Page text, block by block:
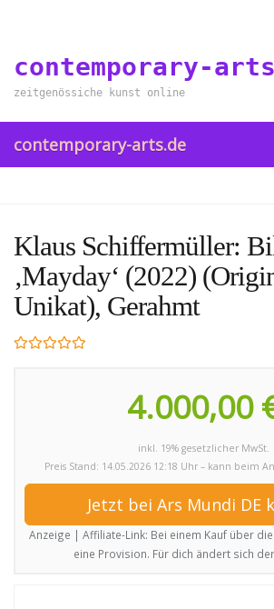
content
contemporary-
zeitgenössiche kunst online
contemporary-arts.de
Klaus Schiffermüller:
‚Mayday‘ (2022)
Unikat), Gerahmt
4.000,00
inkl. 19% gesetzlicher MwSt.
Preis Stand: 14.05.2026 12:18 Uhr – kann beim
Jetzt bei Ars Mundi DE
Anzeige | Affiliate-Link: Bei einem Kauf über
eine Provision. Für dich ändert sich